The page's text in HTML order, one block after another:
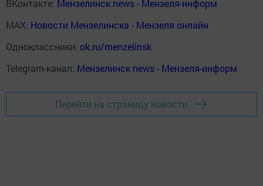
ВКонтакте: Мензелинск news - Мензеля-информ
MAX: Новости Мензелинска - Мензеля онлайн
Одноклассники: ok.ru/menzelinsk
Telegram-канал: Мензелинск news - Мензеля-информ
Перейти на страницу новости